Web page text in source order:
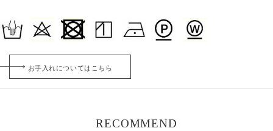
お手入れについてはこちら
RECOMMEND